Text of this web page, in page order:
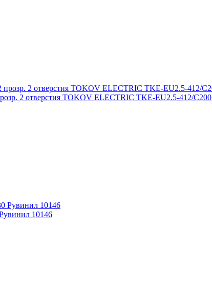
2 отверстия TOKOV ELECTRIC TKE-EU2.5-412/C200
10146